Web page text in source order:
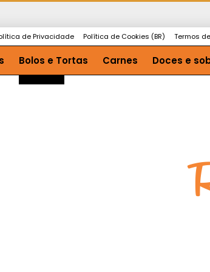
de Privacidade Política de Cookies (BR) Termos
Bolos e Tortas Carnes Doces e